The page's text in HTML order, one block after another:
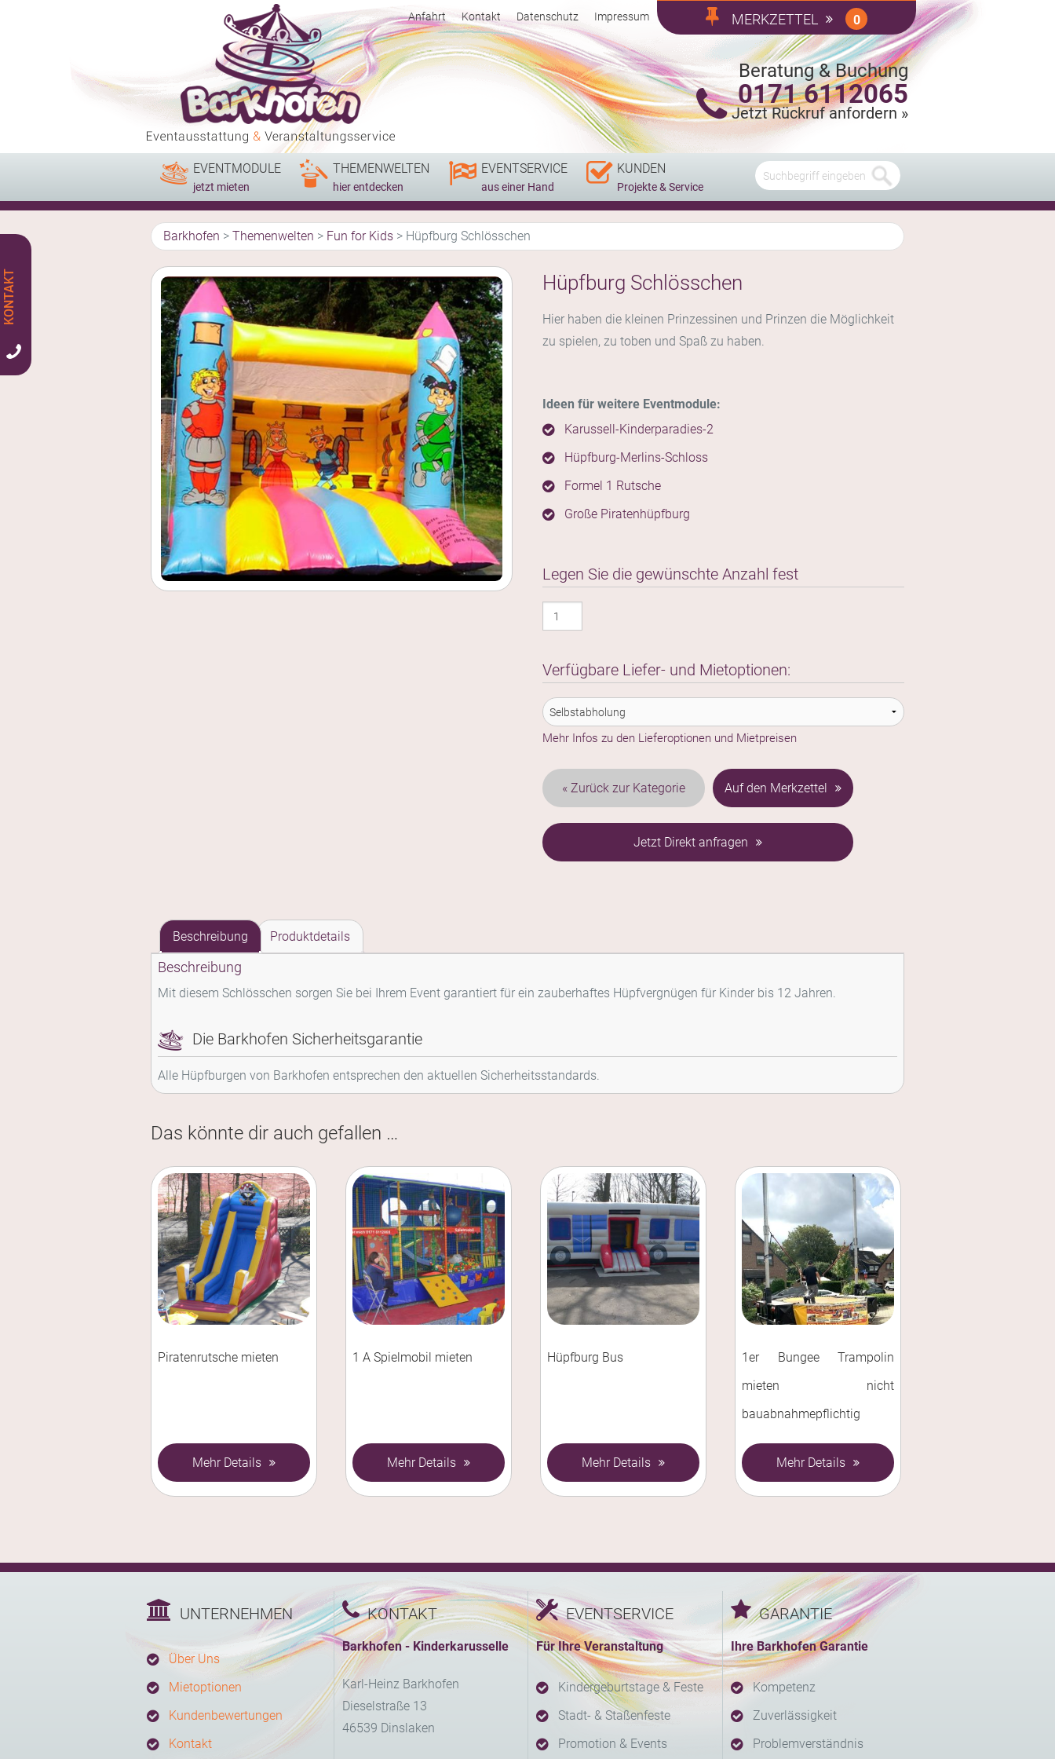
MERKZETTEL 0
Impressum
Datenschutz
Kontakt
Anfahrt
Beratung & Buchung
0171 6112065
Jetzt Rückruf anfordern »
EVENTMODULE
jetzt mieten
THEMENWELTEN
hier entdecken
EVENTSERVICE
aus einer Hand
KUNDEN
Projekte & Service
Barkhofen > Themenwelten > Fun for Kids > Hüpfburg Schlösschen
Hüpfburg Schlösschen
Hier haben die kleinen Prinzessinen und Prinzen die Möglichkeit
zu spielen, zu toben und Spaß zu haben.
Ideen für weitere Eventmodule:
Karussell-Kinderparadies-2
Hüpfburg-Merlins-Schloss
Formel 1 Rutsche
Große Piratenhüpfburg
Legen Sie die gewünschte Anzahl fest
Hüpfburg
Schlösschen
Verfügbare Liefer- und Mietoptionen:
Mehr Infos zu den Lieferoptionen und Mietpreisen
Kategorie Auf den Merkzettel
Jetzt Direkt anfragen
Beschreibung Produktdetails
Beschreibung
Mit diesem Schlösschen sorgen Sie bei Ihrem Event garantiert für ein zauberhaftes Hüpfvergnügen für Kinder bis 12 Jahren.
Die Barkhofen Sicherheitsgarantie
Alle Hüpfburgen von Barkhofen entsprechen den aktuellen Sicherheitsstandards.
Das könnte dir auch gefallen …
Piratenrutsche mieten
Mehr Details
1 A Spielmobil mieten
Mehr Details
Hüpfburg Bus
Mehr Details
1er Bungee Trampolin
mieten nicht
bauabnahmepflichtig
Mehr Details
UNTERNEHMEN
Über Uns
Mietoptionen
Kundenbewertungen
Kontakt
KONTAKT
Barkhofen - Kinderkarusselle
Karl-Heinz Barkhofen
Dieselstraße 13
46539 Dinslaken
EVENTSERVICE
Für Ihre Veranstaltung
Kindergeburtstage & Feste
Stadt- & Staßenfeste
Promotion & Events
GARANTIE
Ihre Barkhofen Garantie
Kompetenz
Zuverlässigkeit
Problemverständnis